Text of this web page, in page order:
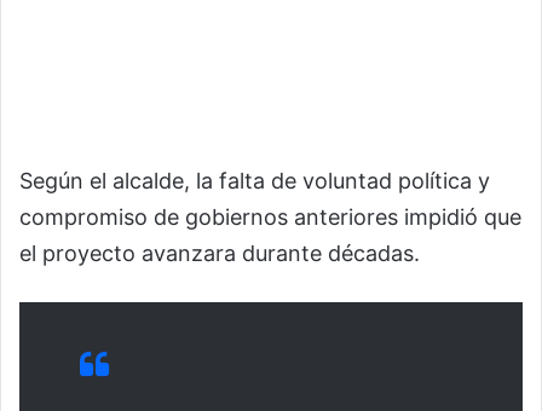
Según el alcalde, la falta de voluntad política y
compromiso de gobiernos anteriores impidió que
el proyecto avanzara durante décadas.